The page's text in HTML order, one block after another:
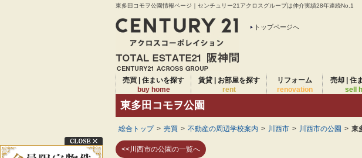
東多田コモヲ公園情報ページ｜センチュリー21アクロスグループは仲介実績28年連続No.1
トップページへ
売買 | 住まいを探す
buy home
賃貸 | お部屋を探す
rent
リフォーム
renovation
売却 | 住
sell
東多田コモヲ公園
総合トップ > 売買 > 不動産の周辺学校案内 > 川西市 > 川西市の公園 > 東
<<川西市の公園の一覧へ